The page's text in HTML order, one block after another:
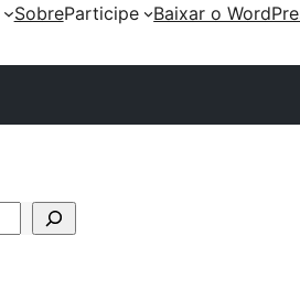
SobreParticipe
Baixar o